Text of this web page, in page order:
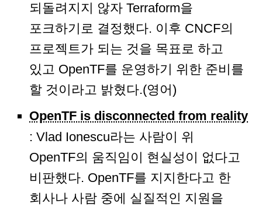
되돌려지지 않자 Terraform을
포크하기로 결정했다. 이후 CNCF의
프로젝트가 되는 것을 목표로 하고
있고 OpenTF를 운영하기 위한 준비를
할 것이라고 밝혔다.(영어)
OpenTF is disconnected from reality
: Vlad Ionescu라는 사람이 위
OpenTF의 움직임이 현실성이 없다고
비판했다. OpenTF를 지지한다고 한
회사나 사람 중에 실질적인 지원을